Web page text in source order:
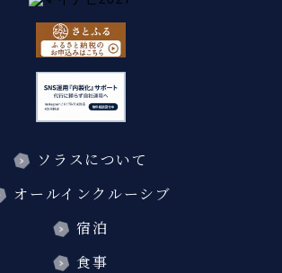
ソラスについて
オールインクルーシブ
宿泊
食事